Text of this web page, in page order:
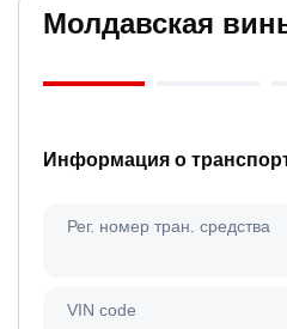
Молдавская
Информация о
Рег. номер тран. средства
VIN code